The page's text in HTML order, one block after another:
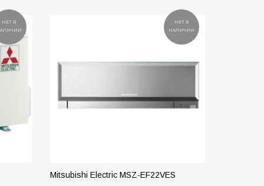
НЕТ В
НЕТ В
НАЛИЧИИ
Mitsubishi Electric MSZ-EF22VES